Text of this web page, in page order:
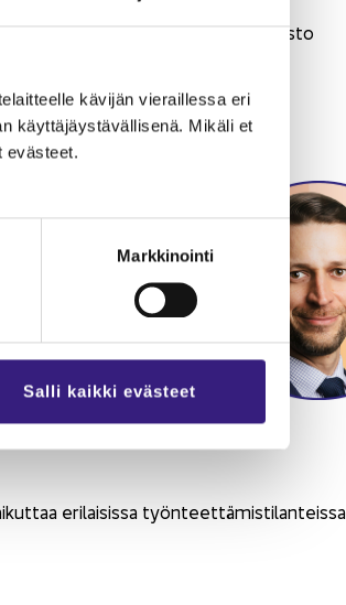
kä­vi­jän vie­rail­les­sa eri
käyt­tä­jäys­tä­väl­li­se­nä. Mi­kä­li et
eväs­teet.
Markkinointi
Salli kaikki evästeet
oi­kai­su­lau­ta­kun­ta, Hel­sin­gin yli­opis­to
ole­mas­sao­
eri­lai­sis­sa työn­teet­tä­mis­ti­lan­teis­sa